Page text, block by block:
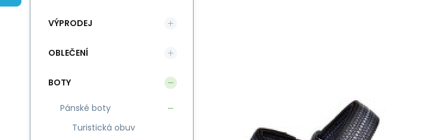
VÝPRODEJ
OBLEČENÍ
BOTY
Pánské boty
Turistická obuv